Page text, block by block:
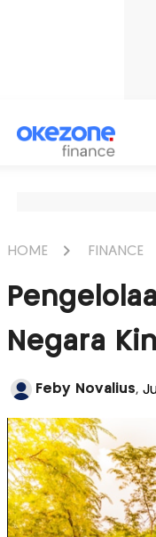
HOME FINANCE
Negara
Feby Novalius,